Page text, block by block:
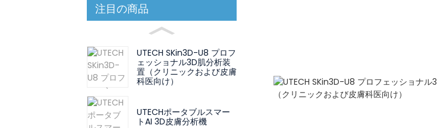
注目の商品
UTECH SKin3D-U8 プロフ
ェッショナル3D肌分析装
置（クリニックおよび皮膚
科医向け）
UTECHポータブルスマー
トAI 3D皮膚分析機